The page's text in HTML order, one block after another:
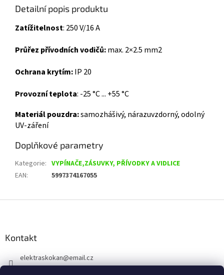
Detailní popis produktu
Zatížitelnost: 250 V/16 A
Průřez přívodních vodičů:max. 2×2.5 mm2
Ochrana krytím:IP 20
Provozní teplota: -25 °C ... +55 °C
Materiál pouzdra:samozhášivý, nárazuvzdorný, odolný
UV-záření
Doplňkové parametry
Kategorie: VYPÍNAČE,ZÁSUVKY, PŘÍVODKY A VIDLICE
EAN: 5997374167055
Kontakt
elektraskokan@email.cz